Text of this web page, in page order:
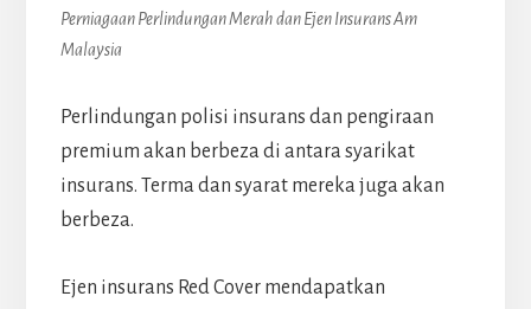
Perniagaan Perlindungan Merah dan Ejen Insurans Am
Malaysia
Perlindungan polisi insurans dan pengiraan
premium akan berbeza di antara syarikat
insurans. Terma dan syarat mereka juga akan
berbeza.
Ejen insurans Red Cover mendapatkan